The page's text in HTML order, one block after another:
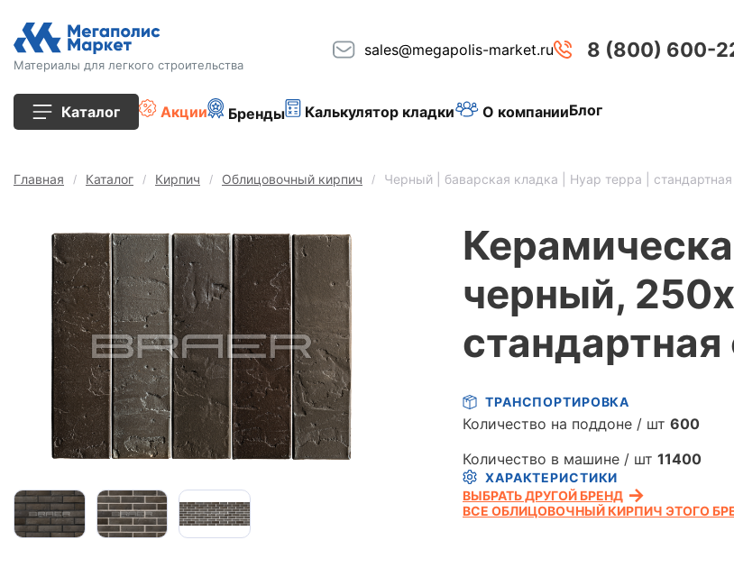
Материалы для легкого строительства
sales@megapolis-market.ru 8 (800) 600-
Каталог
Кирпич
Плиты перекрытия
Сопутствующие товары
Тротуарная плитка
Сайдинг
Мягкая кровля
Акции Бренды Калькулятор кладки О компанииБлог
Главная Каталог Кирпич Облицовочный кирпич Черный | баварская кладка | Нуар терра |
черный,
ТРАНСПОРТИРОВКА
Количество на поддоне / шт 600
Количество в машине / шт 11400
ХАРАКТЕРИСТИКИ
ВЫБРАТЬ ДРУГОЙ БРЕНД
ВСЕ ОБЛИЦОВОЧНЫЙ КИРПИЧ ЭТОГО